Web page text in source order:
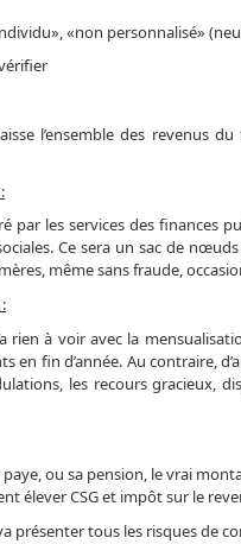
«non personnalisé»
l’ensemble des revenus
les services des finances
Ce sera un sac de
même sans fraude,
rien à voir avec la
fin d’année. Au contraire,
les recours gracieux,
ou sa pension, le vrai
élever CSG et impôt sur le
présenter tous les risques de